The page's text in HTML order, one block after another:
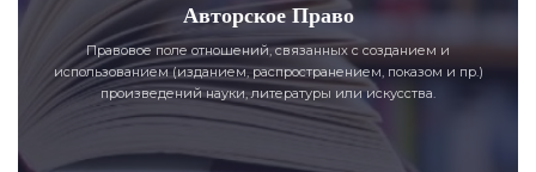
Авторское Право
Правовое поле отношений, связанных с созданием и
использованием (изданием, распространением, показом и пр.)
произведений науки, литературы или искусства.